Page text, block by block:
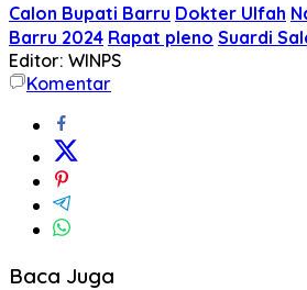
Calon Bupati Barru Dokter Ulfah
Barru 2024 Rapat pleno Suardi
Editor: WINPS
Komentar
Baca Juga